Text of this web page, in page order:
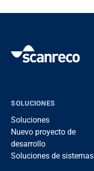
SOLUCIONES
Soluciones
Nuevo proyecto de
desarrollo
Soluciones de sistemas